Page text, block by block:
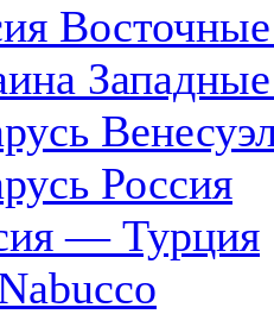
Россия
— Турция